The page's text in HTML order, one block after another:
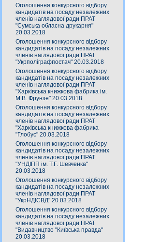
Оголошення конкурсного відбору
кандидатів на посаду незалежних
членів наглядової ради ПРАТ
"Сумська обласна друкарня"
20.03.2018
Оголошення конкурсного відбору
кандидатів на посаду незалежних
членів наглядової ради ПРАТ
"Укрполіграфпостач" 20.03.2018
Оголошення конкурсного відбору
кандидатів на посаду незалежних
членів наглядової ради ПРАТ
"Харківська книжкова фабрика ім.
М.В. Фрунзе" 20.03.2018
Оголошення конкурсного відбору
кандидатів на посаду незалежних
членів наглядової ради ПРАТ
"Харківська книжкова фабрика
"Глобус" 20.03.2018
Оголошення конкурсного відбору
кандидатів на посаду незалежних
членів наглядової ради ПРАТ
"УНДІПП ім. Т.Г. Шевченка"
20.03.2018
Оголошення конкурсного відбору
кандидатів на посаду незалежних
членів наглядової ради ПРАТ
"УкрНДІСВД" 20.03.2018
Оголошення конкурсного відбору
кандидатів на посаду незалежних
членів наглядової ради ПРАТ
"Видавництво "Київська правда"
20.03.2018